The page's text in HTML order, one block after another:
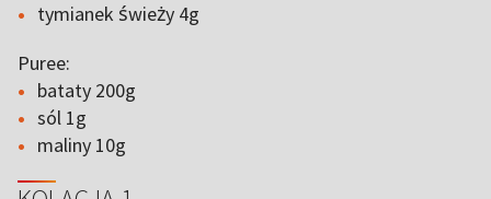
tymianek świeży 4g
Puree:
bataty 200g
sól 1g
maliny 10g